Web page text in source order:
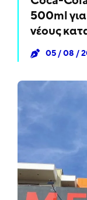
500ml
νέους
05 / 08 /